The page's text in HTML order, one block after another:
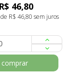
R$ 46,80
R$ 46,80 sem juros
comprar